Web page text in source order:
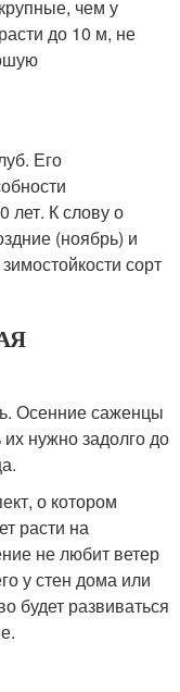
чем у
до 10 м, не
Его
лет. К слову о
(ноябрь) и
сорт
Осенние саженцы
нужно задолго до
о котором
расти на
не любит ветер
у стен дома или
будет развиваться